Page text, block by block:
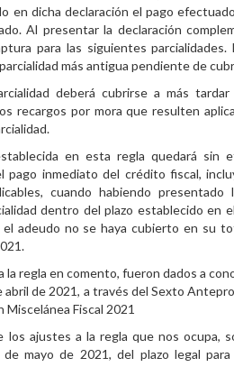
en dicha declaración el pago
Al presentar la declaración
para las siguientes parcialidades.
más antigua pendiente de
deberá cubrirse a más
recargos por mora que resulten
en esta regla quedará sin
pago inmediato del crédito fiscal,
cuando habiendo presentado
dentro del plazo establecido en
el adeudo no se haya cubierto en su
la regla en comento, fueron dados a
abril de 2021, a través del Sexto
Miscelánea Fiscal 2021
los ajustes a la regla que nos ocupa,
mayo de 2021, del plazo legal